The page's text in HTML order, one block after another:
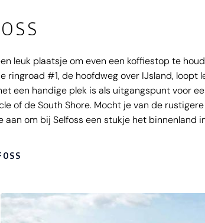
leuk plaatsje om even een koffiestop te
ringroad #1, de hoofdweg over IJsland, loopt
een handige plek is als uitgangspunt voor
of de South Shore. Mocht je van de
aan om bij Selfoss een stukje het binnenland